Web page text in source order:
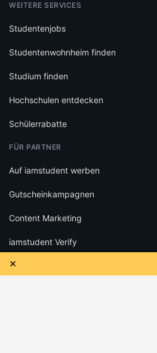
×
WEITERE SERVICES
Studentenjobs
Studentenwohnheim finden
Studium finden
Hochschulen entdecken
Schülerrabatte
FÜR PARTNER
Auf iamstudent werben
Gutscheinkampagnen
Content Marketing
iamstudent Verify